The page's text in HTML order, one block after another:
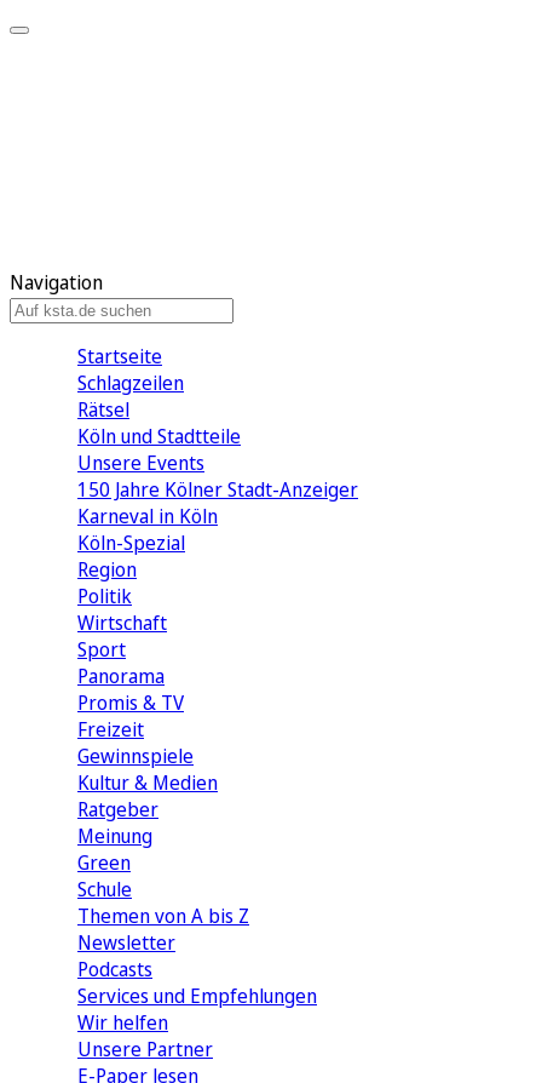
Navigation
Startseite
Schlagzeilen
Rätsel
Köln und Stadtteile
Unsere Events
150 Jahre Kölner Stadt-Anzeiger
Karneval in Köln
Köln-Spezial
Region
Politik
Wirtschaft
Sport
Panorama
Promis & TV
Freizeit
Gewinnspiele
Kultur & Medien
Ratgeber
Meinung
Green
Schule
Themen von A bis Z
Newsletter
Podcasts
Services und Empfehlungen
Wir helfen
Unsere Partner
E-Paper lesen